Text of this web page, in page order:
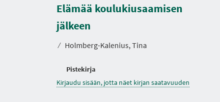
Elämää koulukiusaamisen
jälkeen
⁄ Holmberg-Kalenius, Tina
Pistekirja
Kirjaudu sisään, jotta näet kirjan saatavuuden